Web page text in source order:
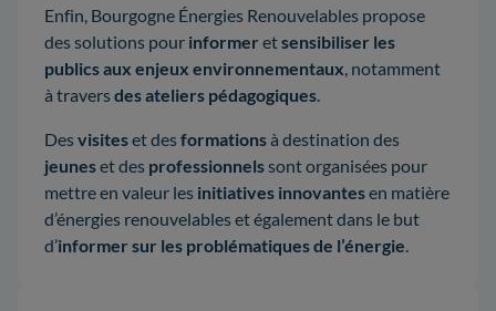
Enfin, Bourgogne Énergies Renouvelables propose
des solutions pour informer etsensibiliser les
publics aux enjeux environnementaux, notamment
à traversdes ateliers pédagogiques.
Desvisiteset desformationsà destination des
jeuneset des professionnelssont organisées pour
mettre en valeur les initiatives innovantesen matière
d’énergies renouvelables et également dans le but
d’informer sur les problématiques de l’énergie.